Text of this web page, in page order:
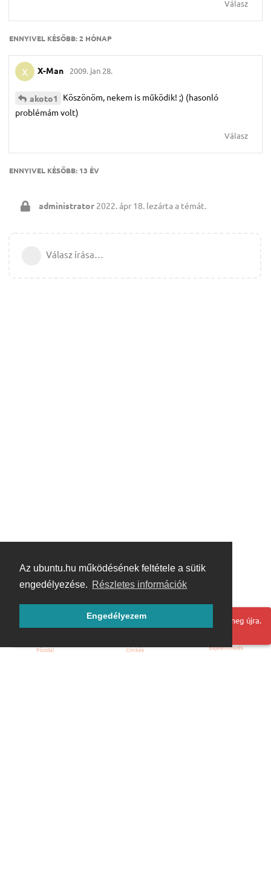
Az ubuntu.hu működésének feltétele a sütik
engedélyezése. Részletes információk
Engedélyezem
Válasz
ENNYIVEL KÉSŐBB:2 HÓNAP
X X-Man 2009. jan 28.
akoto1
Köszönöm, nekem is működik! ;) (hasonló
problémám volt)
Válasz
ENNYIVEL KÉSŐBB: 13 ÉV
administrator 2022. ápr 18. lezárta a témát.
Válasz írása…
Hoppá! Valami hiba történt. Frissítse az oldalt és próbálja meg újra.
Főoldal Címkék Bejelentkezés